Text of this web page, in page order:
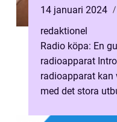
14 januari 2024
redaktionel
Radio köpa: En
radioapparat
radioapparat
med det stora